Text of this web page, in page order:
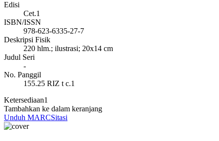
Edisi
Cet.1
ISBN/ISSN
978-623-6335-27-7
Deskripsi Fisik
220 hlm.; ilustrasi; 20x14 cm
Judul Seri
-
No. Panggil
155.25 RIZ t c.1
Ketersediaan1
Tambahkan ke dalam keranjang
Unduh MARCSitasi